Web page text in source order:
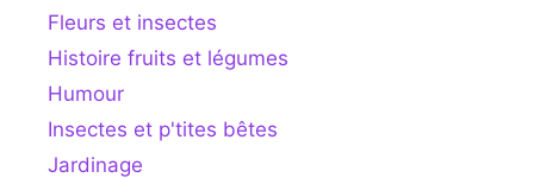
Fleurs et insectes
Histoire fruits et légumes
Humour
Insectes et p'tites bêtes
Jardinage